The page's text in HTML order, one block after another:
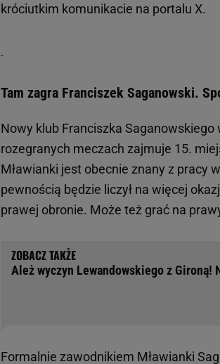
króciutkim komunikacie na portalu X.
Tam zagra Franciszek Saganowski.
Nowy klub Franciszka
rozegranych meczach zajmuje 15.
Mławianki jest obecnie znany z pracy w
pewnością będzie liczył na więcej
prawej obronie. Może też grać na
Ależ wyczyn Lewandowskiego z Gironą!
Formalnie zawodnikiem Mławianki